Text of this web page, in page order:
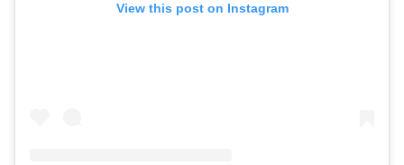
View this post on Instagram